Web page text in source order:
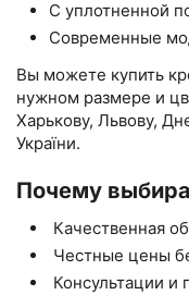
С уплотненной
Современные
Вы можете купить
нужном размере и
Харькову, Львову,
України.
Почему
Качественная
Честные цены
Консультации